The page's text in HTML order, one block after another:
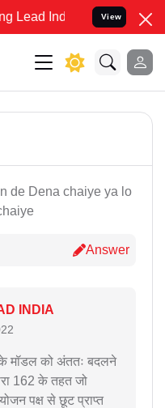
India name to Resolve
View
de Dena chaiye ya lo
Answer
INDIA
मॉडल को अंततः बदलने
162 के तहत जो
पक्ष से छूट प्राप्त